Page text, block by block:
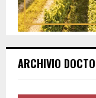
ARCHIVIO